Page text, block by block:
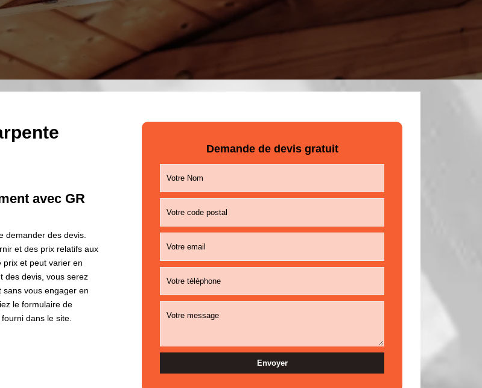
avec GR
demander des devis.
et des prix relatifs aux
prix et peut varier en
des devis, vous serez
sans vous engager en
le formulaire de
dans le site.
Demande de devis gratuit